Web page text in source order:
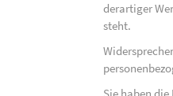
derartiger
steht.